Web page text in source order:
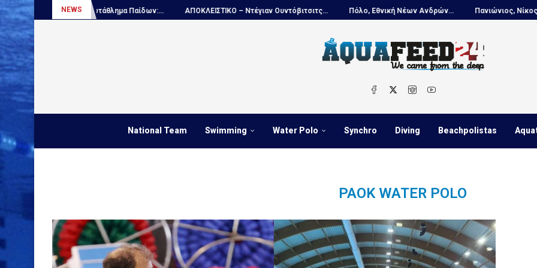
NEWS
Παγκόσμιο πρωτάθλημα Παίδων:... ΑΠΟΚΛΕΙΣΤΙΚΟ – Ντέγιαν Ουντόβιτσιτς... Πόλο, Εθνική Νέων Ανδρών... Πανιώνιος, Νίκος
National Team Swimming Water Polo Synchro Diving Beachpolistas
PAOK WATER POLO